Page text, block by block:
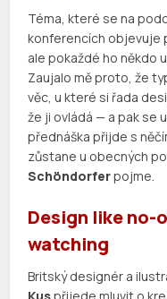
Téma, které se na
konferencích objevuje
ale pokaždé ho někdo
Zaujalo mě proto, že
věc, u které si řada
že ji ovládá — a pak se
přednáška přijde s
zůstane u obecných
Schöndorferpojme.
Design like no-
watching
Britský designér a